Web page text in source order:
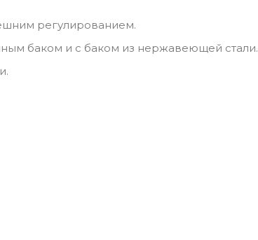
регулированием.
баком и с баком из нержавеющей стали.